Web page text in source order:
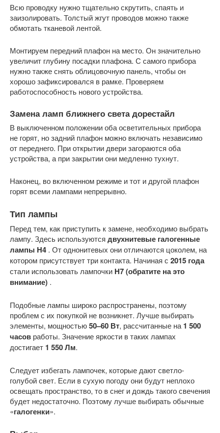
Всю проводку нужно тщательно скрутить, спаять и
заизолировать. Толстый жгут проводов можно также
обмотать тканевой лентой.
Монтируем передний плафон на место. Он значительно
увеличит глубину посадки плафона. С самого прибора
нужно также снять облицовочную панель, чтобы он
хорошо зафиксировался в рамке. Проверяем
работоспособность нового устройства.
Замена ламп ближнего света дорестайл
В выключенном положении оба осветительных прибора
не горят, но задний плафон можно включать независимо
от переднего. При открытии двери загораются оба
устройства, а при закрытии они медленно тухнут.
Наконец, во включенном режиме и тот и другой плафон
горят всеми лампами непрерывно.
Тип лампы
Перед тем, как приступить к замене, необходимо выбрать
лампу. Здесь используются двухнитевые галогенные
лампы H4 . От однонитевых они отличаются цоколем, на
котором присутствует три контакта. Начиная с 2015 года
стали использовать лампочки H7 (обратите на это
внимание) .
Подобные лампы широко распространены, поэтому
проблем с их покупкой не возникнет. Лучше выбирать
элементы, мощностью50–60 Вт, рассчитанные на 1 500
часов работы. Значение яркости в таких лампах
достигает 1 550 Лм.
Следует избегать лампочек, которые дают светло-
голубой свет. Если в сухую погоду они будут неплохо
освещать пространство, то в снег и дождь такого свечения
будет недостаточно. Поэтому лучше выбирать обычные
«галогенки».